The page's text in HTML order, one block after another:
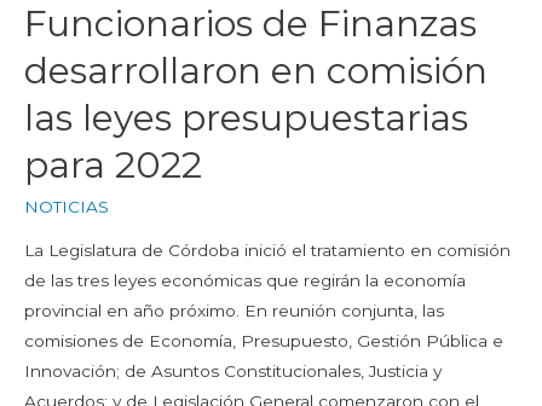
Funcionarios de Finanzas
desarrollaron en comisión
las leyes presupuestarias
para 2022
NOTICIAS
La Legislatura de Córdoba inició el tratamiento en comisión
de las tres leyes económicas que regirán la economía
provincial en año próximo. En reunión conjunta, las
comisiones de Economía, Presupuesto, Gestión Pública e
Innovación; de Asuntos Constitucionales, Justicia y
Acuerdos; y de Legislación General comenzaron con el